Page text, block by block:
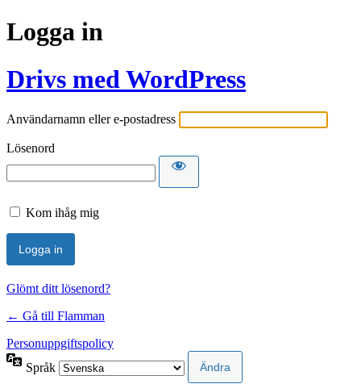
Logga in
Drivs med WordPress
Användarnamn eller e-postadress
Lösenord
Kom ihåg mig
Glömt ditt lösenord?
← Gå till Flamman
Personuppgiftspolicy
Språk